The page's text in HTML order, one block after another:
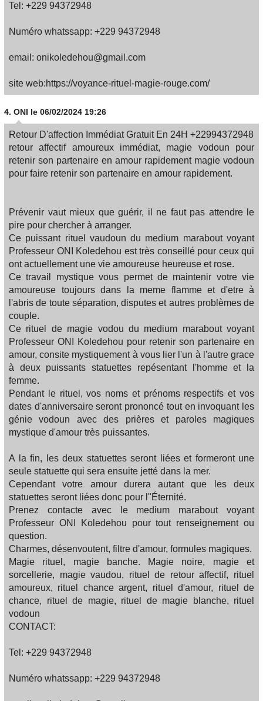
Tel: +229 94372948
Numéro whatssapp: +229 94372948
email: onikoledehou@gmail.com
site web:https://voyance-rituel-magie-rouge.com/
4. ONI le 06/02/2024 19:26
Retour D'affection Immédiat Gratuit En 24H +22994372948
retour affectif amoureux immédiat, magie vodoun pour
retenir son partenaire en amour rapidement magie vodoun
pour faire retenir son partenaire en amour rapidement.
Prévenir vaut mieux que guérir, il ne faut pas attendre le
pire pour chercher à arranger.
Ce puissant rituel vaudoun du medium marabout voyant
Professeur ONI Koledehou est très conseillé pour ceux qui
ont actuellement une vie amoureuse heureuse et rose.
Ce travail mystique vous permet de maintenir votre vie
amoureuse toujours dans la meme flamme et d'etre à
l'abris de toute séparation, disputes et autres problèmes de
couple.
Ce rituel de magie vodou du medium marabout voyant
Professeur ONI Koledehou pour retenir son partenaire en
amour, consite mystiquement à vous lier l'un à l'autre grace
à deux puissants statuettes repésentant l'homme et la
femme.
Pendant le rituel, vos noms et prénoms respectifs et vos
dates d'anniversaire seront prononcé tout en invoquant les
génie vodoun avec des prières et paroles magiques
mystique d'amour très puissantes.
A la fin, les deux statuettes seront liées et formeront une
seule statuette qui sera ensuite jetté dans la mer.
Cependant votre amour durera autant que les deux
statuettes seront liées donc pour l"Éternité.
Prenez contacte avec le medium marabout voyant
Professeur ONI Koledehou pour tout renseignement ou
question.
Charmes, désenvoutent, filtre d'amour, formules magiques.
Magie rituel, magie banche. Magie noire, magie et
sorcellerie, magie vaudou, rituel de retour affectif, rituel
amoureux, rituel chance argent, rituel d'amour, rituel de
chance, rituel de magie, rituel de magie blanche, rituel
vodoun
CONTACT:
Tel: +229 94372948
Numéro whatssapp: +229 94372948